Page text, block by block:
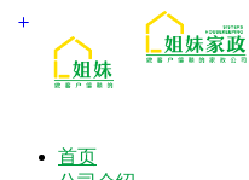
首页